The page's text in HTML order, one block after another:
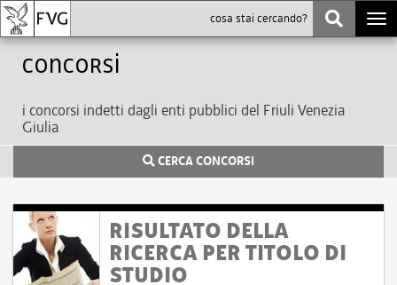
Concorsi
i concorsi indetti dagli enti pubblici del Friuli Venezia
Giulia
CERCA CONCORSI
RISULTATO DELLA
RICERCA PER TITOLO DI
STUDIO